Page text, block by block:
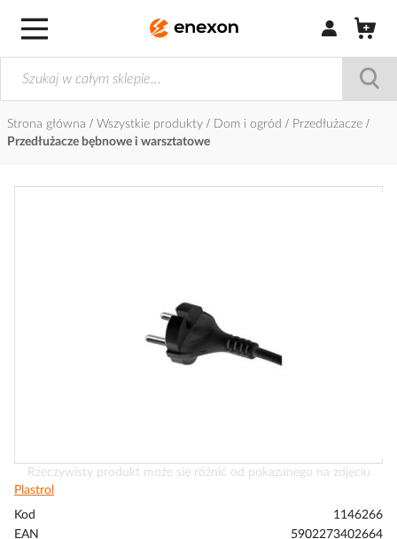
Zaloguj się /
Strona główna Wszystkie produkty Dom i ogród
Przedłużacze
Przedłużacze bębnowe i warsztatowe
Przejdź
na
początek
Rzeczywisty produkt może się różnić od pokazanego na zdjęciu
Plastrol
Kod
1146266
EAN
5902273402664